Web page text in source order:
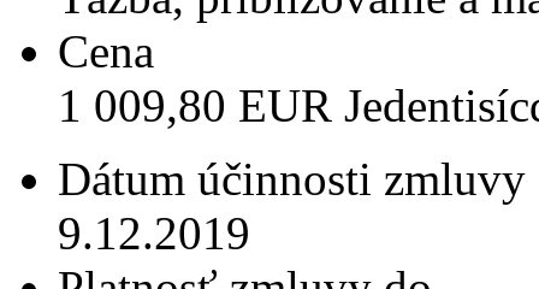
Cena
1 009,80 EUR
Dátum účinnosti zmluvy
9.12.2019